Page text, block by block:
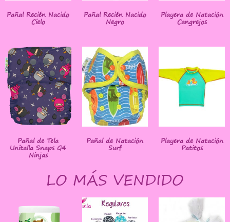
Pañal Recién Nacido
Cielo
Pañal Recién Nacido
Negro
Playera de Natación
Cangrejos
Pañal de Tela
Unitalla Snaps G4
Ninjas
Pañal de Natación
Surf
Playera de Natación
Patitos
LO MÁS VENDIDO